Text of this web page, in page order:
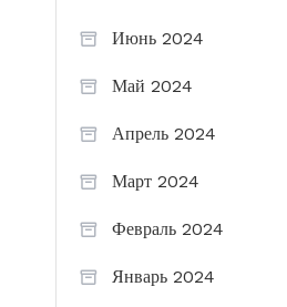
Июнь 2024
Май 2024
Апрель 2024
Март 2024
Февраль 2024
Январь 2024